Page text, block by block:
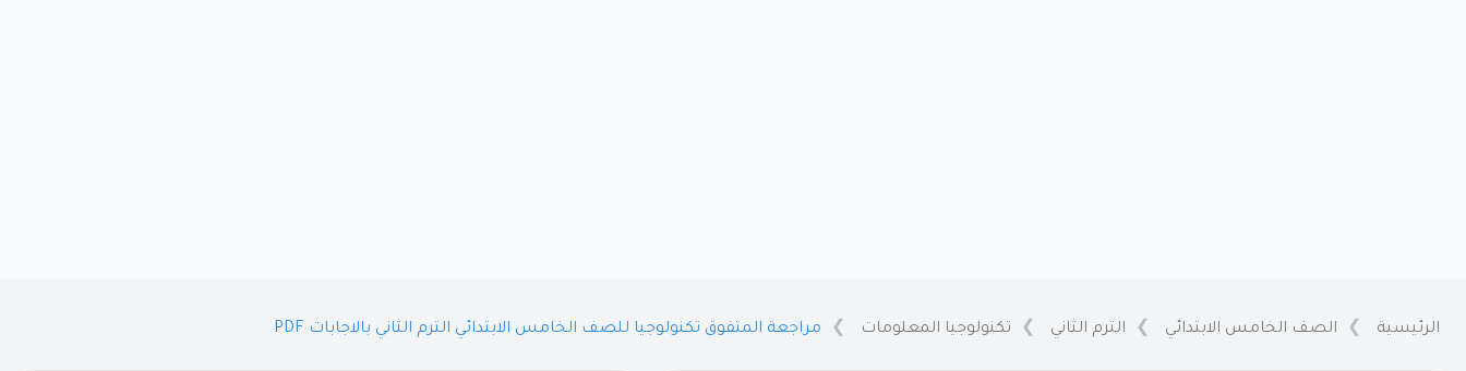
الرئيسية الصف الخامس الابتدائي الترم الثاني تكنولوجيا المعلومات مراجعة المتفوق تكنولوجيا للصف الخامس الابتدائي الترم الثاني بالاجابات PDF